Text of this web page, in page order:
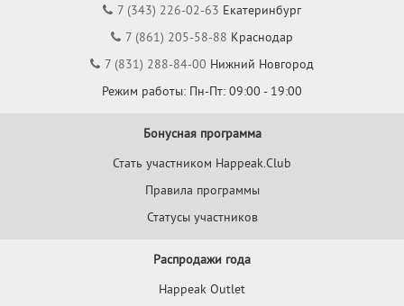
7 (343) 226-02-63 Екатеринбург
7 (861) 205-58-88 Краснодар
7 (831) 288-84-00 Нижний Новгород
Режим работы: Пн-Пт: 09:00 - 19:00
Бонусная программа
Стать участником Happeak.Club
Правила программы
Статусы участников
Распродажи года
Happeak Outlet